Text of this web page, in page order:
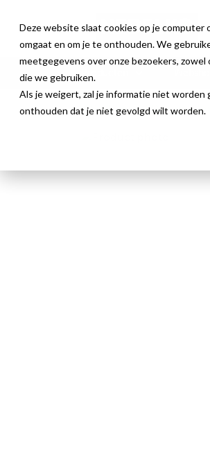
Deze website slaat cookies op je
omgaat en om je te onthouden. We
meetgegevens over onze bezoekers,
die we gebruiken.
Als je weigert, zal je informatie niet worden
onthouden dat je niet gevolgd wilt worden.
Prolumia LED Lumiaflex